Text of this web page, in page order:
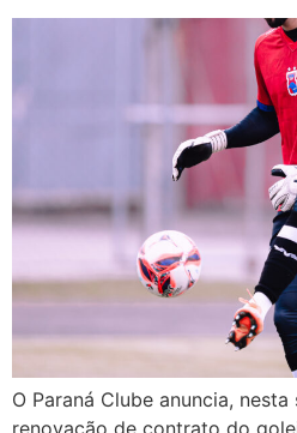
O Paraná Clube anuncia,
renovação de contrato do